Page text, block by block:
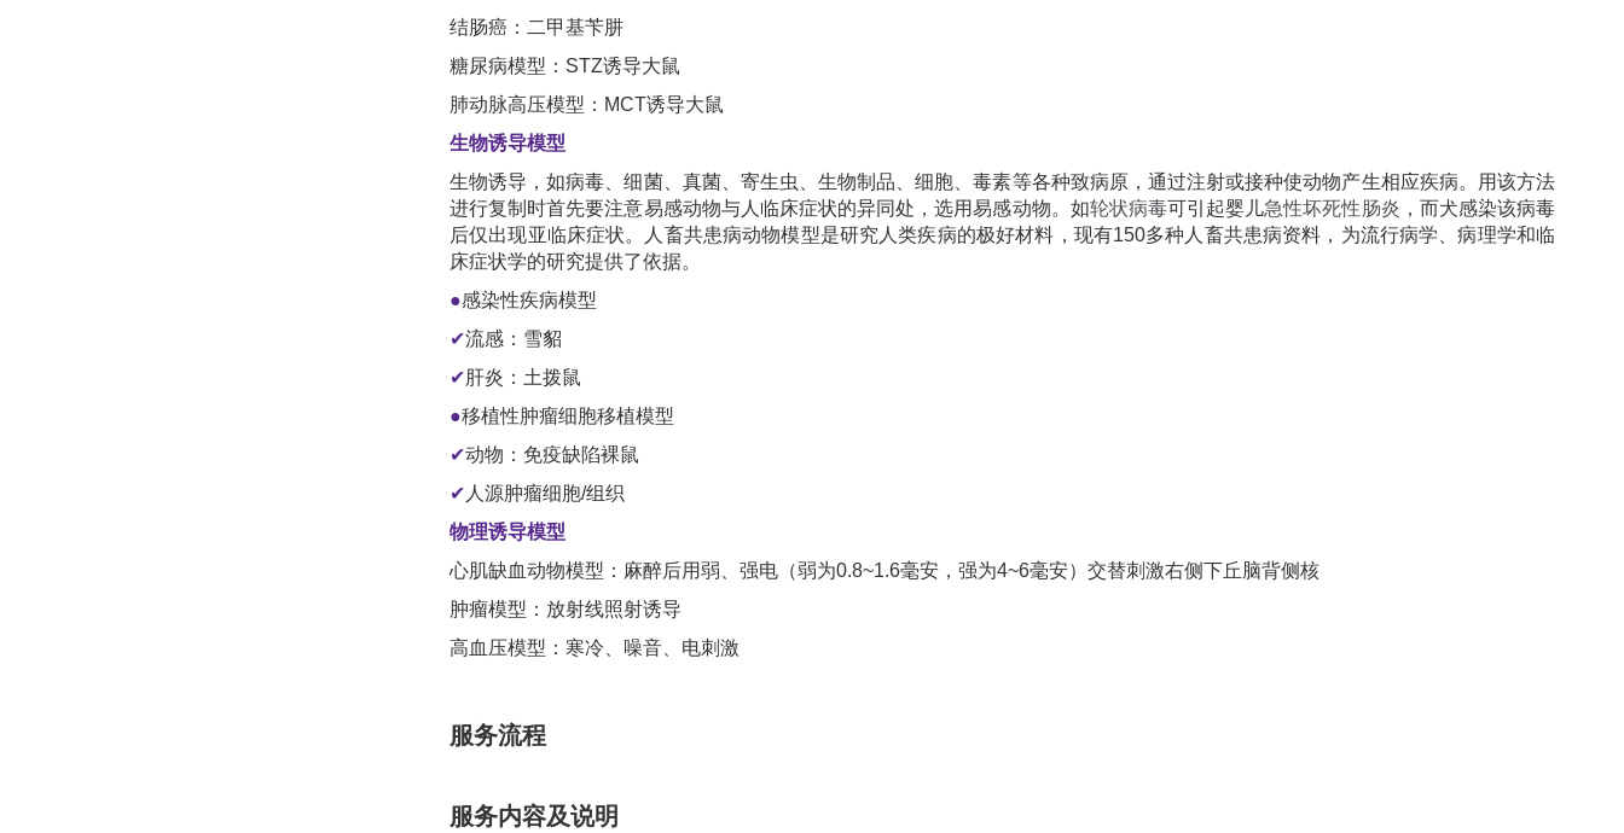
结肠癌：二甲基苄肼
糖尿病模型：STZ诱导大鼠
肺动脉高压模型：MCT诱导大鼠
生物诱导模型
生物诱导，如病毒、细菌、真菌、寄生虫、生物制品、细胞、毒素等各种致病原，通过注射或接种使动物产生相应疾病。用该方法
进行复制时首先要注意易感动物与人临床症状的异同处，选用易感动物。如轮状病毒可引起婴儿急性坏死性肠炎 ，而犬感染该病毒
后仅出现亚临床症状。人畜共患病动物模型是研究人类疾病的极好材料，现有150多种人畜共患病资料，为流行病学、病理学和临
床症状学的研究提供了依据。
●感染性疾病模型
✔流感：雪貂
✔ 肝炎：土拨鼠
●移植性肿瘤细胞移植模型
✔动物：免疫缺陷裸鼠
✔ 人源肿瘤细胞/组织
物理诱导模型
心肌缺血动物模型：麻醉后用弱、强电（弱为0.8~1.6毫安，强为4~6毫安）交替刺激右侧下丘脑背侧核
肿瘤模型：放射线照射诱导
高血压模型：寒冷、噪音、电刺激
服务流程
服务内容及说明